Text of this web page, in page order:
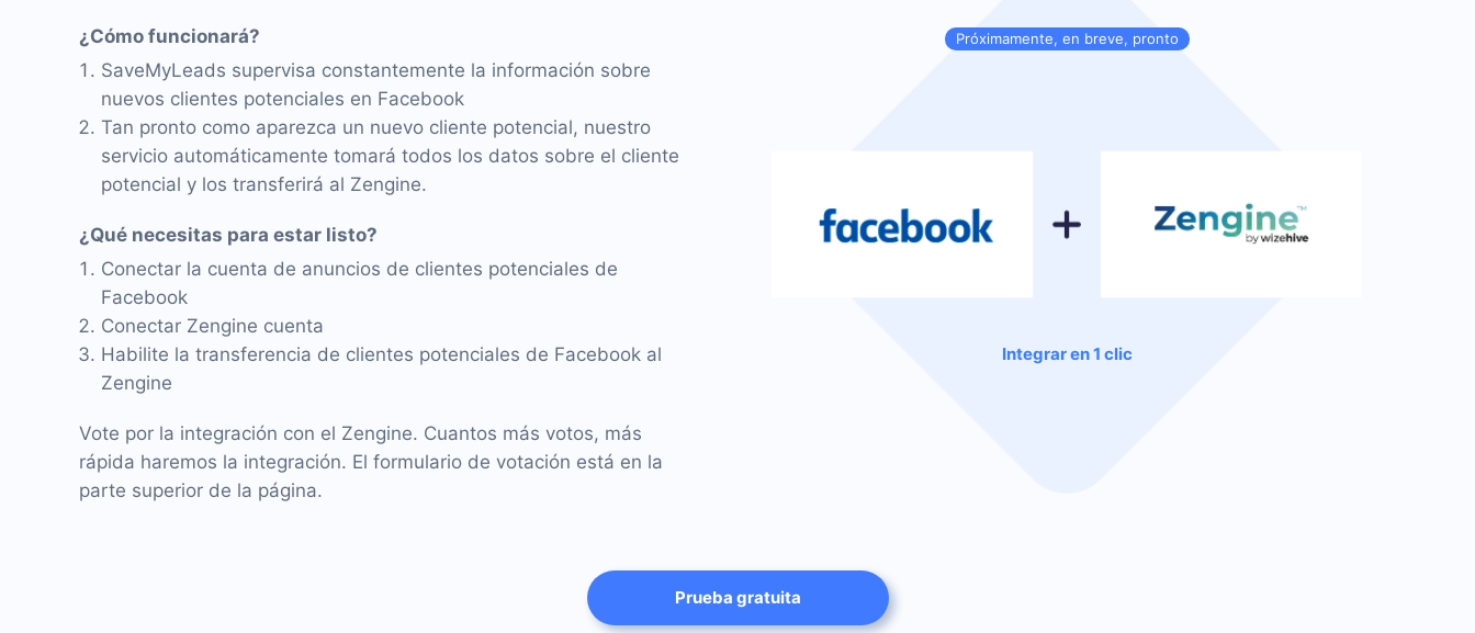
Próximamente, en breve, pronto
Integrar en 1 clic
¿Cómo funcionará?
SaveMyLeads supervisa constantemente la información sobre
nuevos clientes potenciales en Facebook
Tan pronto como aparezca un nuevo cliente potencial, nuestro
servicio automáticamente tomará todos los datos sobre el cliente
potencial y los transferirá al Zengine.
¿Qué necesitas para estar listo?
Conectar la cuenta de anuncios de clientes potenciales de
Facebook
Conectar Zengine cuenta
Habilite la transferencia de clientes potenciales de Facebook al
Zengine
Vote por la integración con el Zengine. Cuantos más votos, más
rápida haremos la integración. El formulario de votación está en la
parte superior de la página.
Prueba gratuita